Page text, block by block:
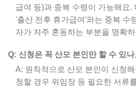
급여 등)과 중복 수령이 가능해요.
'출산 전후 휴가급여'와는 중복 수
자가 자주 혼동하는 부분을 명확
Q: 신청은 꼭 산모 본인만 할 수 있
A: 원칙적으로 산모 본인이 신청
청할 경우 위임장 등 필요한 서류